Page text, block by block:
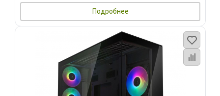
Подробнее